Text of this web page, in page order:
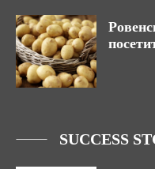
SUCCESS